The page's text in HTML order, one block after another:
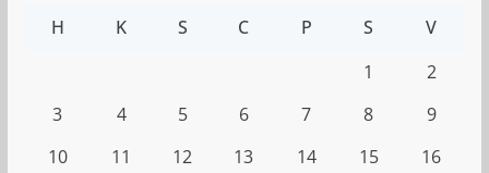
H
K S C P S V
1
2
3
4 5 6 7 8
9
10
11 12 13 14 15
16